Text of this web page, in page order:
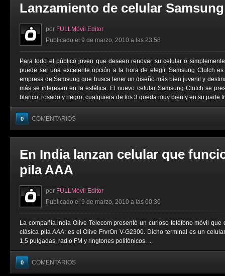
Lanzamiento de celular
por FULLMóvil Editor
Publicado el 9 de marzo, 2010 a las 23:58
Para todo el público joven que deseen renovar su celular o
puede ser una excelente opción a la hora de elegir. Samsung Clutch
empresa de Samsung que busca tener un diseño más bien juvenil y
más se interesan en la estética. El nuevo celular Samsung Clutch se
blanco, rosado y negro, cualquiera de los 3 queda muy bien y en su parte
0 COMENTARIOS
En India lanzan celular que
pila AAA
por FULLMóvil Editor
Publicado el 9 de marzo, 2010 a las 00:30
La compañía india Olive Telecom presentó un curioso teléfono móvil
clásica pila AAA: es el Olive FrvrOn V-G2300. Dicho terminal es un
1,5 pulgadas, radio FM y ringtones polifónicos. ...
0 COMENTARIOS